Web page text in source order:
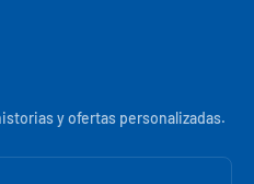
y ofertas personalizadas.